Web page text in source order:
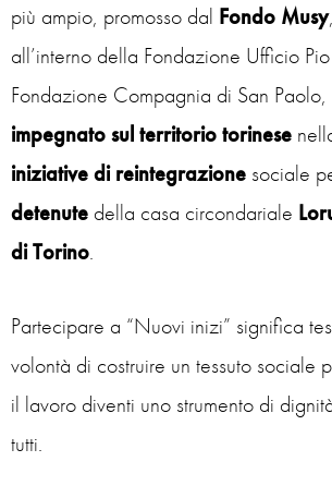
più ampio, promosso dal Fondo Musy
all’interno della Fondazione Ufficio
Fondazione Compagnia di San Paolo,
impegnato sul territorio torinese
iniziativedi reintegrazione sociale
detenute della casa circondariale
di Torino.
Partecipare a “Nuovi inizi” significa
volontà di costruire un tessuto sociale
il lavoro diventi uno strumento di
tutti.